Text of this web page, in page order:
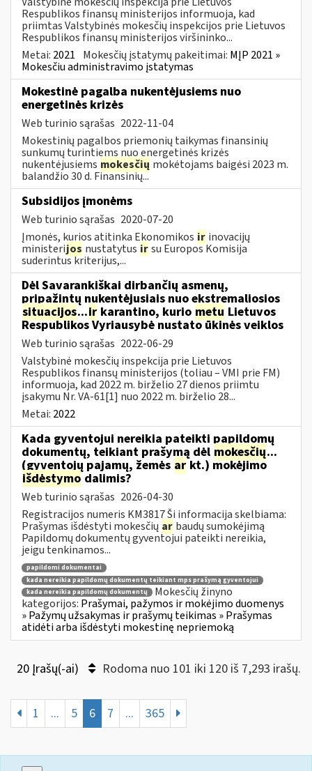
Respublikos finansų ministerijos informuoja, kad
priimtas Valstybinės mokesčių inspekcijos prie Lietuvos
Respublikos finansų ministerijos viršininko...
Metai: 2021 Mokesčių įstatymų pakeitimai: MĮP 2021 »
Mokesčiu administravimo įstatymas
Mokestinė pagalba nukentėjusiems nuo
energetinės krizės
Web turinio sąrašas 2022-11-04
Mokestinių pagalbos priemonių taikymas finansinių
sunkumų turintiems nuo energetinės krizės
nukentėjusiems mokesčių mokėtojams baigėsi 2023 m.
balandžio 30 d. Finansinių...
Subsidijos įmonėms
Web turinio sąrašas 2020-07-20
Įmonės, kurios atitinka Ekonomikos ir inovacijų
ministerijos nustatytus irsu Europos Komisija
suderintus kriterijus,...
Dėl Savarankiškai dirbančių asmenų,
pripažintų nukentėjusiais nuo ekstremaliosios
situacijos...ir karantino, kurio metu Lietuvos
Respublikos Vyriausybė nustato ūkinės veiklos
Web turinio sąrašas 2022-06-29
Valstybinė mokesčių inspekcija prie Lietuvos
Respublikos finansų ministerijos (toliau – VMI prie FM)
informuoja, kad 2022 m. birželio 27 dienos priimtu
įsakymu Nr. VA-61[1] nuo 2022 m. birželio 28...
Metai: 2022
Kada gyventojui nereikia pateikti papildomų
dokumentų, teikiant prašymą dėl mokesčių...
(gyventojų pajamų, žemės ar kt.) mokėjimo
išdėstymo dalimis?
Web turinio sąrašas 2026-04-30
Registracijos numeris KM3817 Ši informacija skelbiama:
Prašymas išdėstyti mokesčių ar baudų sumokėjimą
Papildomų dokumentų gyventojui pateikti nereikia,
jeigu tenkinamos...
papildomi dokumentai
kada nereikia papildomų dokumentų teikiant mps prašymą gyventojui
kada nereikia papildomų dokumentų
Mokesčių žinyno
kategorijos: Prašymai, pažymos ir mokėjimo duomenys
» Pažymų užsakymas ir prašymų teikimas » Prašymas
atidėti arba išdėstyti mokestinę nepriemoką
20 Įrašų(-ai) Rodoma nuo 101 iki 120 iš 7,293 irašų.
1 ... 5 6 7 ... 365